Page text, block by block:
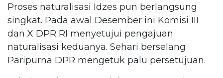
Proses naturalisasi Idzes pun berlangsung
singkat. Pada awal Desember ini Komisi III
dan X DPR RI menyetujui pengajuan
naturalisasi keduanya. Sehari berselang
Paripurna DPR mengetuk palu persetujuan.